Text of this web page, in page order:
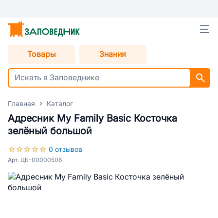
Товары Знания
Главная Каталог
Адресник My Family Basic Косточка
зелёный большой
0 отзывов
Арт. ЦБ-00000506